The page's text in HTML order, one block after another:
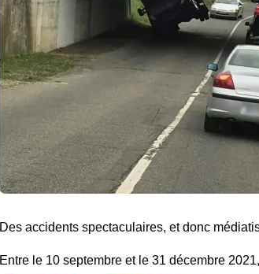
Des accidents spectaculaires, et donc
Entre le 10 septembre et le 31 décembre